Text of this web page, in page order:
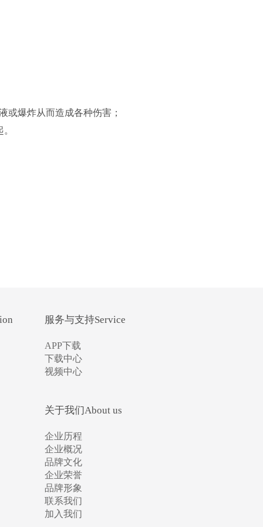
或爆炸从而造成各种伤害；
服务与支持Service
APP下载
下载中心
视频中心
关于我们About us
企业历程
企业概况
品牌文化
企业荣誉
品牌形象
联系我们
加入我们